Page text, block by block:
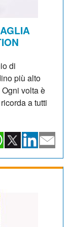
di
più alto
volta è
a tutti